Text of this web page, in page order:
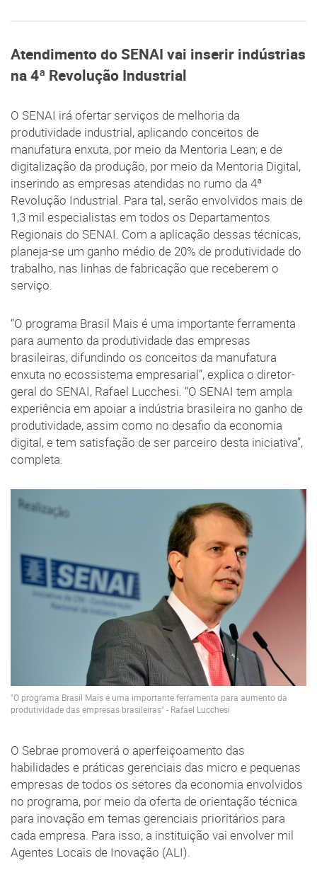
Atendimento do SENAI vai inserir indústrias
na 4ª Revolução Industrial
O SENAI irá ofertar serviços de melhoria da
produtividade industrial, aplicando conceitos de
manufatura enxuta, por meio da Mentoria Lean; e de
digitalização da produção, por meio da Mentoria Digital,
inserindo as empresas atendidas no rumo da 4ª
Revolução Industrial. Para tal, serão envolvidos mais de
1,3 mil especialistas em todos os Departamentos
Regionais do SENAI. Com a aplicação dessas técnicas,
planeja-se um ganho médio de 20% de produtividade do
trabalho, nas linhas de fabricação que receberem o
serviço.
“O programa Brasil Mais é uma importante ferramenta
para aumento da produtividade das empresas
brasileiras, difundindo os conceitos da manufatura
enxuta no ecossistema empresarial”, explica o diretor-
geral do SENAI, Rafael Lucchesi. “O SENAI tem ampla
experiência em apoiar a indústria brasileira no ganho de
produtividade, assim como no desafio da economia
digital, e tem satisfação de ser parceiro desta iniciativa”,
completa.
"O programa Brasil Mais é uma importante ferramenta para aumento da
produtividade das empresas brasileiras" - Rafael Lucchesi
O Sebrae promoverá o aperfeiçoamento das
habilidades e práticas gerenciais das micro e pequenas
empresas de todos os setores da economia envolvidos
no programa, por meio da oferta de orientação técnica
para inovação em temas gerenciais prioritários para
cada empresa. Para isso, a instituição vai envolver mil
Agentes Locais de Inovação (ALI).